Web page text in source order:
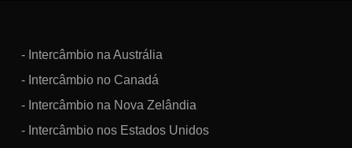
- Intercâmbio na Austrália
- Intercâmbio no Canadá
- Intercâmbio na Nova Zelândia
- Intercâmbio nos Estados Unidos